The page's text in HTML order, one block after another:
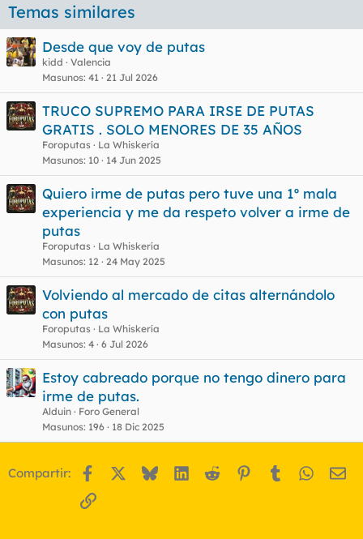
Temas similares
Desde que voy de putas
kidd
Valencia
Masunos 41 21 Jul 2026
TRUCO SUPREMO PARA IRSE DE PUTAS
GRATIS . SOLO MENORES DE 35 AÑOS
Foroputas
La Whiskería
Masunos 10 14 Jun 2025
Quiero irme de putas pero tuve una 1º mala
experiencia y me da respeto volver a irme de
putas
Foroputas
La Whiskería
Masunos 12 24 May 2025
Volviendo al mercado de citas alternándolo
con putas
Foroputas
La Whiskería
Masunos 4 6 Jul 2026
Estoy cabreado porque no tengo dinero para
irme de putas.
Alduin
Foro General
Masunos 196 18 Dic 2025
Compartir: Facebook BlueskyLinkedIn
Reddit Pinterest
Tumblr
Enlace